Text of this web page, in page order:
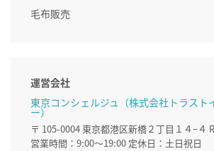
毛布販売
運営会社
東京コンシェルジュ（株式会社トラスト
ー）
〒 105-0004 東京都港区新橋２丁目１４−４
営業時間：9:00～19:00 定休日：土日祝日